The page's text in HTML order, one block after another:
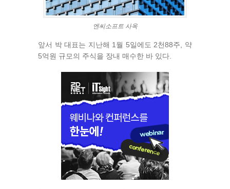
엔씨소프트 사옥
앞서 박 대표는 지난해 1월 5일에도 2천88주, 약
5억원 규모의 주식을 장내 매수한 바 있다.